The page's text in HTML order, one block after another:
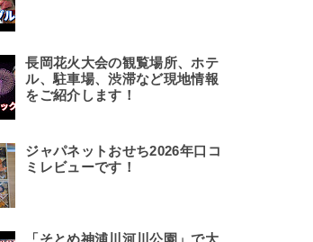
長岡花火大会の観覧場所、ホテ
ル、駐車場、渋滞など現地情報
をご紹介します！
ジャパネットおせち2026年口コ
ミレビューです！